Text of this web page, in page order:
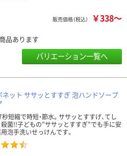
販売価格（税込） ￥338～
商品あります
バリエーション一覧へ
ネット ササッとすすぎ 泡ハンドソープ
短縮で時短・節水。ササッとすすげ、てし
殺菌!!子どもの”ササッとすすぎ”でも手に安
泡手洗いせっけんです。